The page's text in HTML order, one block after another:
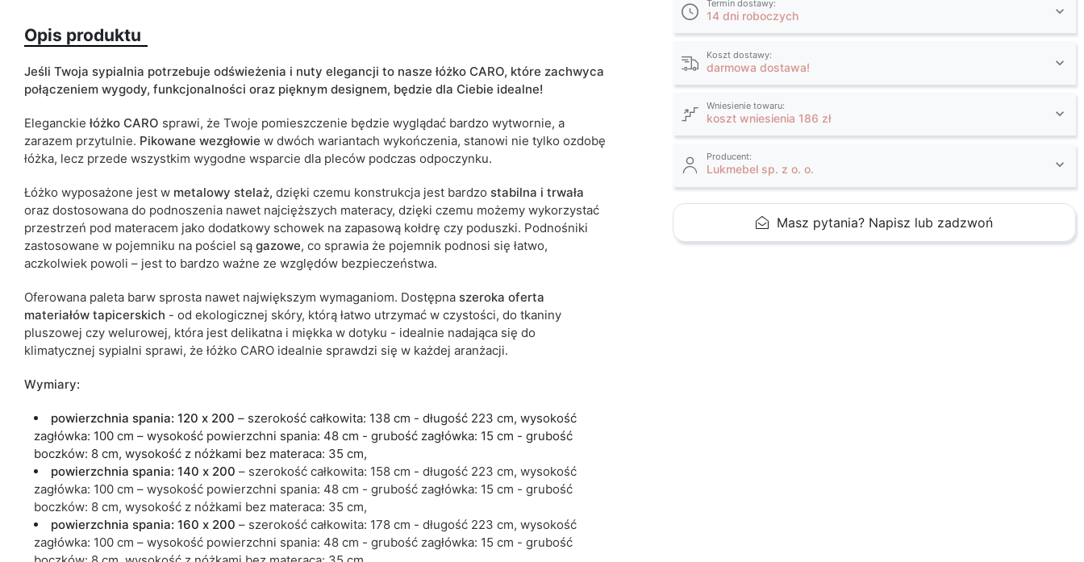
Ze względu na proces produkcyjny i właściwości materiałów, możliwe są tolerancje wymiarowe na poziomie +/- 2–3
cm.
Opis produktu
Jeśli Twoja sypialnia potrzebuje odświeżenia i nuty elegancji to nasze łóżko CARO, które zachwyca
połączeniem wygody, funkcjonalności oraz pięknym designem, będzie dla Ciebie idealne!
Eleganckie łóżko CARO sprawi, że Twoje pomieszczenie będzie wyglądać bardzo wytwornie, a
zarazem przytulnie. Pikowane wezgłowie w dwóch wariantach wykończenia, stanowi nie tylko ozdobę
łóżka, lecz przede wszystkim wygodne wsparcie dla pleców podczas odpoczynku.
Łóżko wyposażone jest w metalowy stelaż, dzięki czemu konstrukcja jest bardzo stabilna i trwała
oraz dostosowana do podnoszenia nawet najcięższych materacy, dzięki czemu możemy wykorzystać
przestrzeń pod materacem jako dodatkowy schowek na zapasową kołdrę czy poduszki. Podnośniki
zastosowane w pojemniku na pościel są gazowe, co sprawia że pojemnik podnosi się łatwo,
aczkolwiek powoli – jest to bardzo ważne ze względów bezpieczeństwa.
Oferowana paleta barw sprosta nawet największym wymaganiom. Dostępna szeroka oferta
materiałów tapicerskich - od ekologicznej skóry, którą łatwo utrzymać w czystości, do tkaniny
pluszowej czy welurowej, która jest delikatna i miękka w dotyku - idealnie nadająca się do
klimatycznej sypialni sprawi, że łóżko CARO idealnie sprawdzi się w każdej aranżacji.
Wymiary:
powierzchnia spania: 120 x 200 – szerokość całkowita: 138 cm - długość 223 cm, wysokość
zagłówka: 100 cm – wysokość powierzchni spania: 48 cm - grubość zagłówka: 15 cm - grubość
boczków: 8 cm, wysokość z nóżkami bez materaca: 35 cm,
powierzchnia spania: 140 x 200 – szerokość całkowita: 158 cm - długość 223 cm, wysokość
zagłówka: 100 cm – wysokość powierzchni spania: 48 cm - grubość zagłówka: 15 cm - grubość
boczków: 8 cm, wysokość z nóżkami bez materaca: 35 cm,
powierzchnia spania: 160 x 200 – szerokość całkowita: 178 cm - długość 223 cm, wysokość
zagłówka: 100 cm – wysokość powierzchni spania: 48 cm - grubość zagłówka: 15 cm - grubość
Termin dostawy:
14 dni roboczych
Koszt dostawy:
darmowa dostawa!
Wniesienie towaru:
koszt wniesienia 186 zł
Producent:
Lukmebel sp. z o. o.
Masz pytania? Napisz lub zadzwoń